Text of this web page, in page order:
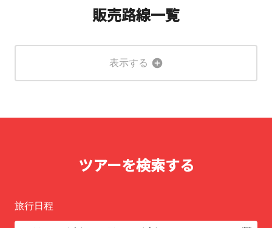
販売路線一覧
表示する
ツアーを検索する
旅行日程